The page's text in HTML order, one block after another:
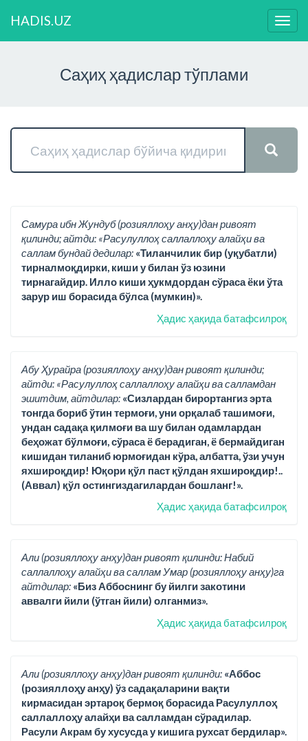
HADIS.UZ
Саҳиҳ ҳадислар тўплами
Самура ибн Жундуб (розияллоҳу анҳу)дан ривоят
қилинди; айтди: «Расулуллоҳ саллаллоҳу алайҳи ва
саллам бундай дедилар: «Тиланчилик бир (уқубатли)
тирналмоқдирки, киши у билан ўз юзини
тирнагайдир. Илло киши ҳукмдордан сўраса ёки ўта
зарур иш борасида бўлса (мумкин)».
Ҳадис ҳақида батафсилроқ
Абу Ҳурайра (розияллоҳу анҳу)дан ривоят қилинди;
айтди: «Расулуллоҳ саллаллоҳу алайҳи ва салламдан
эшитдим, айтдилар: «Сизлардан бирортангиз эрта
тонгда бориб ўтин термоғи, уни орқалаб ташимоғи,
ундан садақа қилмоғи ва шу билан одамлардан
беҳожат бўлмоғи, сўраса ё берадиган, ё бермайдиган
кишидан тиланиб юрмоғидан кўра, албатта, ўзи учун
яхшироқдир! Юқори қўл паст қўлдан яхшироқдир!..
(Аввал) қўл остингиздагилардан бошланг!».
Ҳадис ҳақида батафсилроқ
Али (розияллоҳу анҳу)дан ривоят қилинди: Набий
саллаллоҳу алайҳи ва саллам Умар (розияллоҳу анҳу)га
айтдилар: «Биз Аббоснинг бу йилги закотини
аввалги йили (ўтган йили) олганмиз».
Ҳадис ҳақида батафсилроқ
Али (розияллоҳу анҳу)дан ривоят қилинди: «Аббос
(розияллоҳу анҳу) ўз садақаларини вақти
кирмасидан эртароқ бермоқ борасида Расулуллоҳ
саллаллоҳу алайҳи ва салламдан сўрадилар.
Расули Акрам бу хусусда у кишига рухсат бердилар».